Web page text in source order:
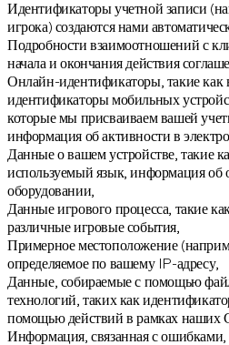
Идентификаторы учетной записи
игрока) создаются нами
Подробности взаимоотношений с
начала и окончания действия
Онлайн-идентификаторы, такие как
идентификаторы мобильных
которые мы присваиваем вашей
информация об активности в
Данные о вашем устройстве, такие
используемый язык, информация об
оборудовании,
Данные игрового процесса, такие
различные игровые события,
Примерное местоположение
определяемое по вашему IP-адресу,
Данные, собираемые с помощью
технологий, таких как
помощью действий в рамках наших
Информация, связанная с ошибками,